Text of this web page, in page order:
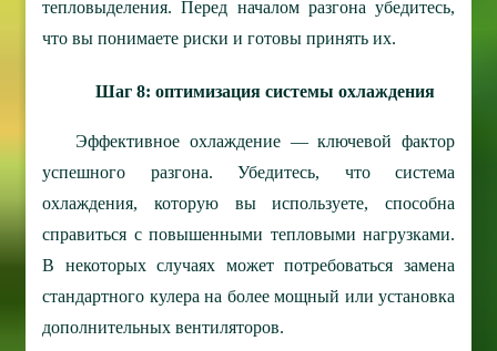
тепловыделения. Перед началом разгона убедитесь,
что вы понимаете риски и готовы принять их.
Шаг 8: оптимизация системы охлаждения
Эффективное охлаждение — ключевой фактор
успешного разгона. Убедитесь, что система
охлаждения, которую вы используете, способна
справиться с повышенными тепловыми нагрузками.
В некоторых случаях может потребоваться замена
стандартного кулера на более мощный или установка
дополнительных вентиляторов.